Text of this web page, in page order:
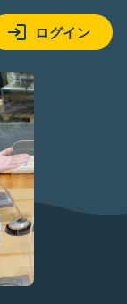
ログイン